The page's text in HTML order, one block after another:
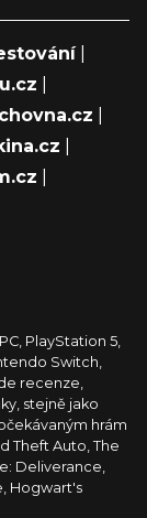
|
PlayStation 5,
Switch,
recenze,
stejně jako
hrám
Theft Auto, The
Deliverance,
Hogwart's